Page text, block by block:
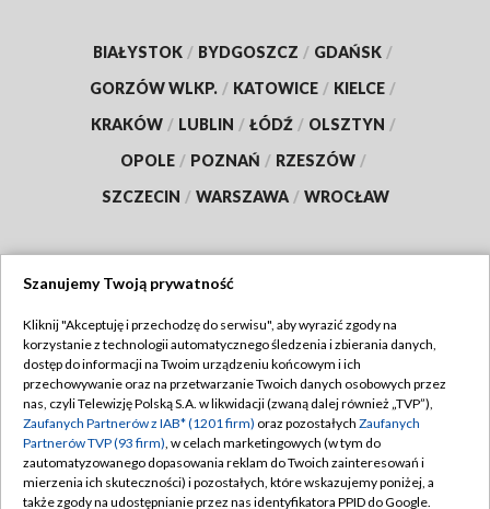
BIAŁYSTOK / BYDGOSZCZ / GDAŃSK /
GORZÓW WLKP. / KATOWICE / KIELCE /
KRAKÓW / LUBLIN / ŁÓDŹ / OLSZTYN /
OPOLE / POZNAŃ / RZESZÓW /
SZCZECIN / WARSZAWA / WROCŁAW
TVP
Abonament TVP
Emisja w TVP
Centrum informacji TVP
Naziemna Telewizja Cyfrowa
Regulamin TVP
Polityka prywatności
Moje zgody
Pomoc
Szanujemy Twoją prywatność
Kliknij "Akceptuję i przechodzę do serwisu", aby wyrazić zgody na
korzystanie z technologii automatycznego śledzenia i zbierania danych,
dostęp do informacji na Twoim urządzeniu końcowym i ich
przechowywanie oraz na przetwarzanie Twoich danych osobowych przez
nas, czyli Telewizję Polską S.A. w likwidacji (zwaną dalej również „TVP”),
Zaufanych Partnerów z IAB* (1201 firm) oraz pozostałych Zaufanych
Partnerów TVP (93 firm), w celach marketingowych (w tym do
zautomatyzowanego dopasowania reklam do Twoich zainteresowań i
mierzenia ich skuteczności) i pozostałych, które wskazujemy poniżej, a
także zgody na udostępnianie przez nas identyfikatora PPID do Google.